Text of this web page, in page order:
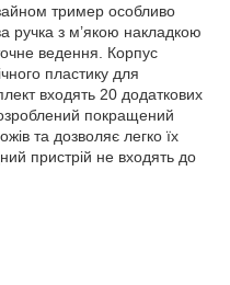
тример особливо
ручка з м’якою накладкою
ведення. Корпус
пластику для
входять 20 додаткових
покращений
та дозволяє легко їх
пристрій не входять до